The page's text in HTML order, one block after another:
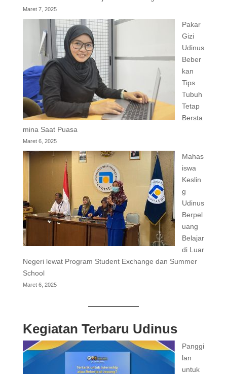
Maret 7, 2025
Pakar
Gizi
Udinus
Beber
kan
Tips
Tubuh
Tetap
Bersta
mina Saat Puasa
Maret 6, 2025
Mahas
iswa
Keslin
g
Udinus
Berpel
uang
Belajar
di Luar
Negeri lewat Program Student Exchange dan Summer
School
Maret 6, 2025
Kegiatan Terbaru Udinus
Panggi
lan
untuk